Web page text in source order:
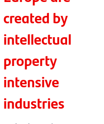
created by
intellectual
property
intensive
industries